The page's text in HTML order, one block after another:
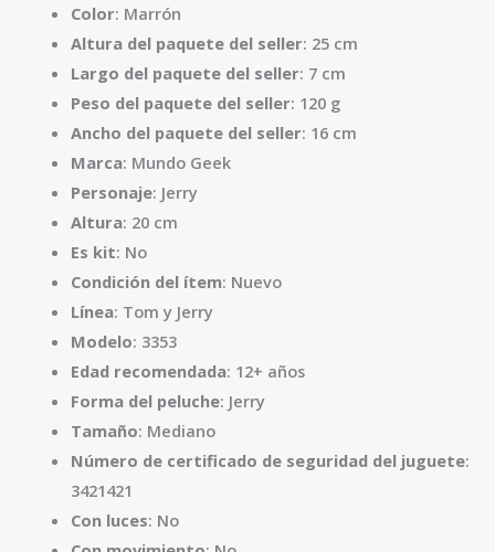
Color: Marrón
Altura del paquete del seller: 25 cm
Largo del paquete del seller: 7 cm
Peso del paquete del seller: 120 g
Ancho del paquete del seller: 16 cm
Marca: Mundo Geek
Personaje: Jerry
Altura: 20 cm
Es kit: No
Condición del ítem: Nuevo
Línea: Tom y Jerry
Modelo: 3353
Edad recomendada: 12+ años
Forma del peluche: Jerry
Tamaño: Mediano
Número de certificado de seguridad del juguete:
3421421
Con luces: No